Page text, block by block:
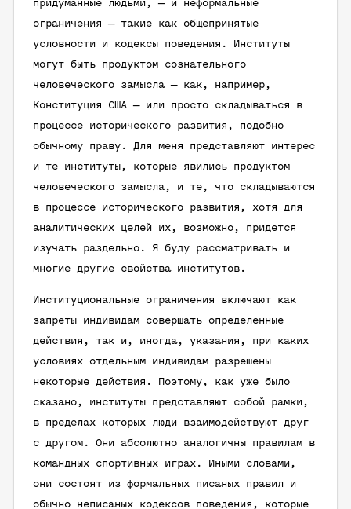
придуманные людьми, — и неформальные
ограничения — такие как общепринятые
условности и кодексы поведения. Институты
могут быть продуктом сознательного
человеческого замысла — как, например,
Конституция США — или просто складываться в
процессе исторического развития, подобно
обычному праву. Для меня представляют интерес
и те институты, которые явились продуктом
человеческого замысла, и те, что складываются
в процессе исторического развития, хотя для
аналитических целей их, возможно, придется
изучать раздельно. Я буду рассматривать и
многие другие свойства институтов.
Институциональные ограничения включают как
запреты индивидам совершать определенные
действия, так и, иногда, указания, при каких
условиях отдельным индивидам разрешены
некоторые действия. Поэтому, как уже было
сказано, институты представляют собой рамки,
в пределах которых люди взаимодействуют друг
с другом. Они абсолютно аналогичны правилам в
командных спортивных играх. Иными словами,
они состоят из формальных писаных правил и
обычно неписаных кодексов поведения, которые